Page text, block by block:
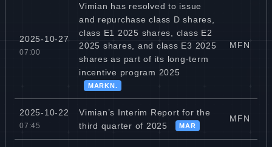
2025-10-27
07:00
Vimian has resolved to issue
and repurchase class D shares,
class E1 2025 shares, class E2
2025 shares, and class E3 2025
shares as part of its long-term
incentive program 2025
MARKN.
MFN
2025-10-22
07:45
Vimian’s Interim Report for the
third quarter of 2025
MAR
MFN